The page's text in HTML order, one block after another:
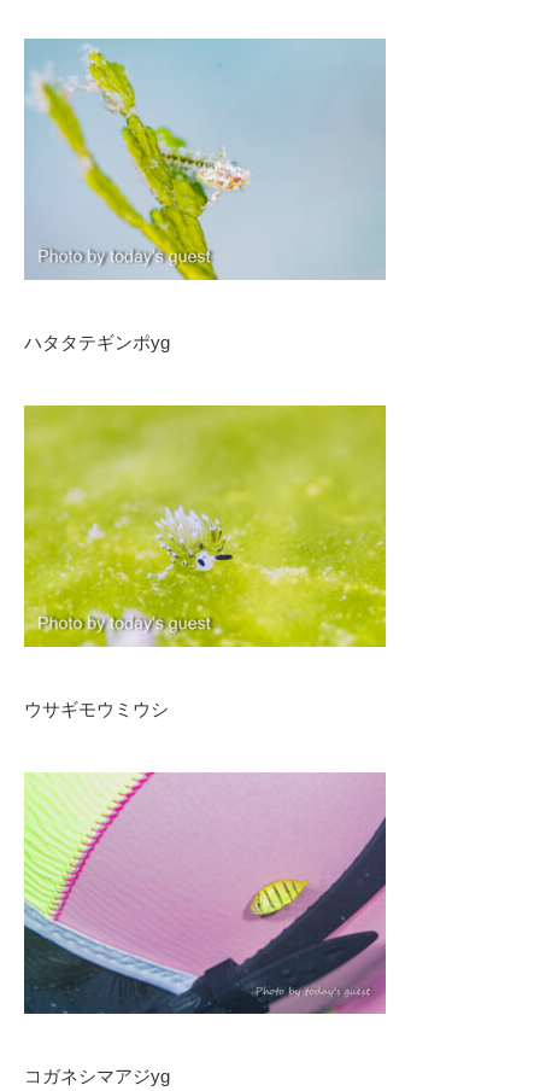
ハタタテギンポyg
ウサギモウミウシ
コガネシマアジyg